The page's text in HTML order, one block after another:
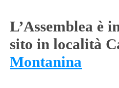
L’Assemblea è
sito in località
Montanina